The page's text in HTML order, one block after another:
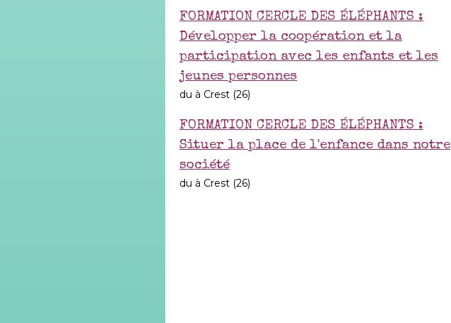
FORMATION CERCLE DES ÉLÉPHANTS :
Développer la coopération et la
participation avec les enfants et les
jeunes personnes
du à Crest (26)
FORMATION CERCLE DES ÉLÉPHANTS :
Situer la place de l'enfance dans notre
société
du à Crest (26)